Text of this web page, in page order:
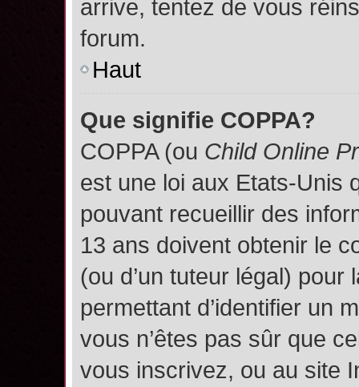
arrive, tentez de vous
forum.
Haut
Que signifie COPPA?
COPPA (ou Child Online
est une loi aux Etats-Unis
pouvant recueillir des
13 ans doivent obtenir le
(ou d’un tuteur légal)
permettant d’identifier un
vous n’êtes pas sûr que
vous inscrivez, ou au site